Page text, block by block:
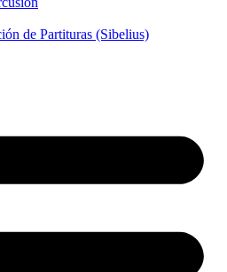
de Partituras (Sibelius)